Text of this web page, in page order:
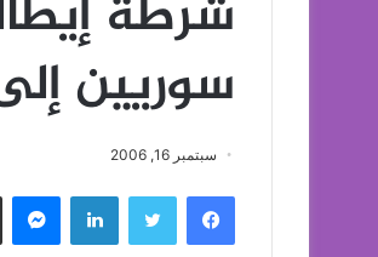
شرطة
سوريين
سبتمبر 16, 2006
فيسبوك تويتر لينكدإن